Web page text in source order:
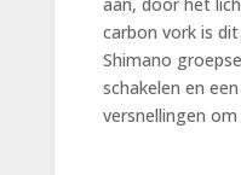
carbon vork is
Shimano
schakelen en
versnellingen